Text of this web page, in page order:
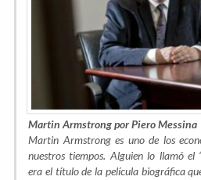
Martin Armstrong por Piero Messina
Martin Armstrong es uno de los
nuestros tiempos. Alguien lo llamó el
era el título de la película biográfica